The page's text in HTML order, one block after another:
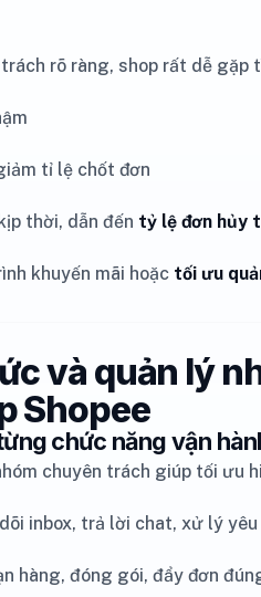
rõ ràng, shop rất dễ gặp
tỉ lệ chốt đơn
thời, dẫn đến tỷ lệ đơn hủy
khuyến mãi hoặc tối ưu
và quản lý
Shopee
chức năng vận
chuyên trách giúp tối ưu
inbox, trả lời chat, xử lý
hàng, đóng gói, đẩy đơn